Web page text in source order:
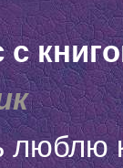
люблю